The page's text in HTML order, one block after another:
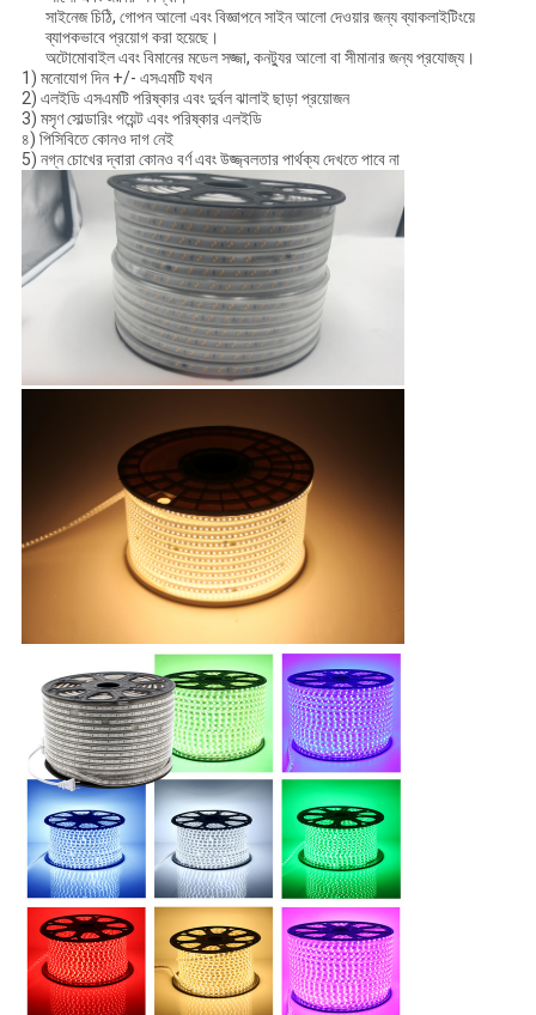
সাইনেজ চিঠি, গোপন আলো এবং বিজ্ঞাপনে সাইন আলো দেওয়ার জন্য ব্যাকলাইটিংয়ে
ব্যাপকভাবে প্রয়োগ করা হয়েছে।
অটোমোবাইল এবং বিমানের মডেল সজ্জা, কনট্যুর আলো বা সীমানার জন্য প্রযোজ্য।
1) মনোযোগ দিন +/- এসএমটি যখন
2) এলইডি এসএমটি পরিষ্কার এবং দুর্বল ঝালাই ছাড়া প্রয়োজন
3) মসৃণ সোল্ডারিং পয়েন্ট এবং পরিষ্কার এলইডি
৪) পিসিবিতে কোনও দাগ নেই
5) নগ্ন চোখের দ্বারা কোনও বর্ণ এবং উজ্জ্বলতার পার্থক্য দেখতে পাবে না